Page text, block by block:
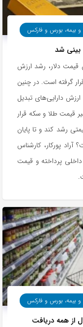
و بیمه، بورس و فارکس
قیمت دلار، رشد ارزش
گرفته است. در چنین
دارایی‌های تبدیل
قیمت طلا و سکه قرار
رشد کند و تا پایان
پورکار، کارشناس
پرداخته و قیمت
و بیمه، بورس و فارکس
از همه دریافت